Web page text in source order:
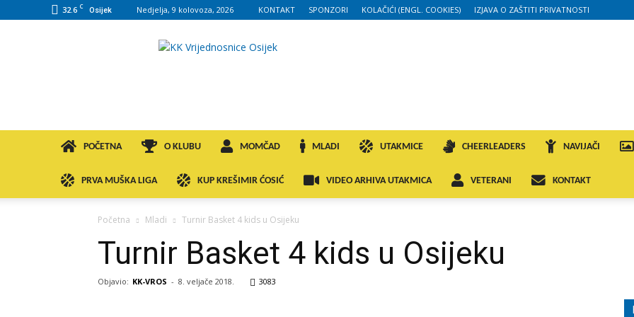
32.6 C Osijek Nedjelja, 9 kolovoza, 2026 KONTAKT SPONZORI KOLAČIĆI (ENGL. COOKIES) IZJAVA O ZAŠTITI PRIVATNOSTI
POČETNA O KLUBU MOMČAD MLADI UTAKMICE CHEERLEADERS NAVIJAČI
PRVA MUŠKA LIGA KUP KREŠIMIR ĆOSIĆ VIDEO ARHIVA UTAKMICA VETERANI KONTAKT
Početna Mladi Turnir Basket 4 kids u Osijeku
Turnir Basket 4 kids u Osijeku
Objavio: KK-VROS - 8. veljače 2018. 3083